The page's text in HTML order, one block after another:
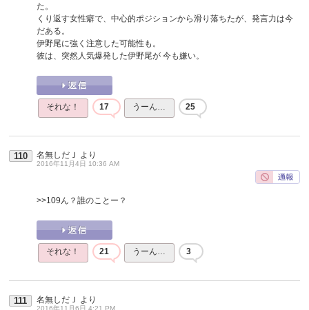
た。
くり返す女性癖で、中心的ポジションから滑り落ちたが、発言力は今
だある。
伊野尾に強く注意した可能性も。
彼は、突然人気爆発した伊野尾が 今も嫌い。
それな！ 17 うーん… 25
110 名無しだＪ より
2016年11月4日 10:36 AM
>>109ん？誰のことー？
それな！ 21 うーん… 3
111 名無しだＪ より
2016年11月6日 4:21 PM